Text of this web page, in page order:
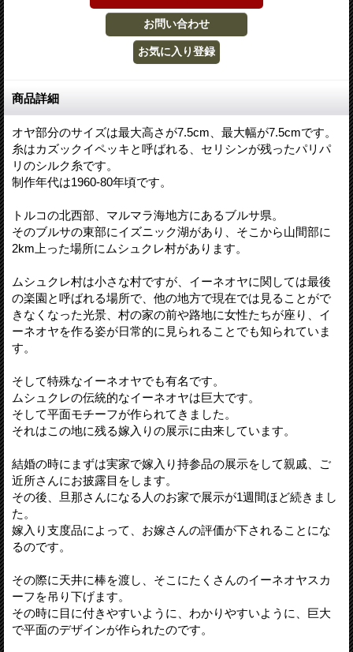
商品詳細
オヤ部分のサイズは最大高さが7.5cm、最大幅が7.5cmです。
糸はカズックイペッキと呼ばれる、セリシンが残ったパリパ
リのシルク糸です。
制作年代は1960-80年頃です。
トルコの北西部、マルマラ海地方にあるブルサ県。
そのブルサの東部にイズニック湖があり、そこから山間部に
2km上った場所にムシュクレ村があります。
ムシュクレ村は小さな村ですが、イーネオヤに関しては最後
の楽園と呼ばれる場所で、他の地方で現在では見ることがで
きなくなった光景、村の家の前や路地に女性たちが座り、イ
ーネオヤを作る姿が日常的に見られることでも知られていま
す。
そして特殊なイーネオヤでも有名です。
ムシュクレの伝統的なイーネオヤは巨大です。
そして平面モチーフが作られてきました。
それはこの地に残る嫁入りの展示に由来しています。
結婚の時にまずは実家で嫁入り持参品の展示をして親戚、ご
近所さんにお披露目をします。
その後、旦那さんになる人のお家で展示が1週間ほど続きまし
た。
嫁入り支度品によって、お嫁さんの評価が下されることにな
るのです。
その際に天井に棒を渡し、そこにたくさんのイーネオヤスカ
ーフを吊り下げます。
その時に目に付きやすいように、わかりやすいように、巨大
で平面のデザインが作られたのです。